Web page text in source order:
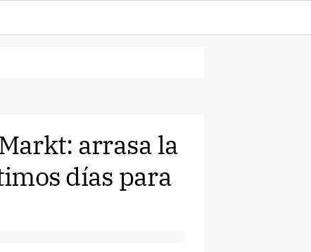
arrasa la
días para